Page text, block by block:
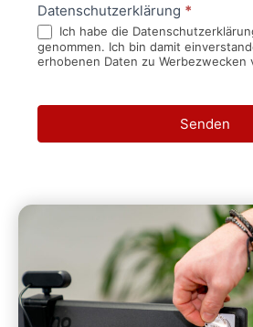
Datenschutzerklärung *
Ich habe die
genommen. Ich bin damit
erhobenen Daten zu
Senden